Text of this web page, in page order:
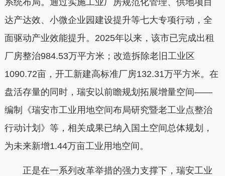
达产达效、小微企业园建设提升等七大专项行动，全
面驱动产业效能提升。2025年以来，该市已完成出租
厂房整治984.53万平方米；改造拆除老旧工业区
1090.72亩，开工新建高标准厂房132.31万平方米。在
盘活存量的同时，瑞安以前瞻规划拓展增量空间——
编制《瑞安市工业用地空间布局研究暨老工业点整治
行动计划》等，相关成果已纳入国土空间总体规划，
为未来新增1.44万亩工业用地空间。
正是在一系列改革举措的强力支撑下，瑞安工业